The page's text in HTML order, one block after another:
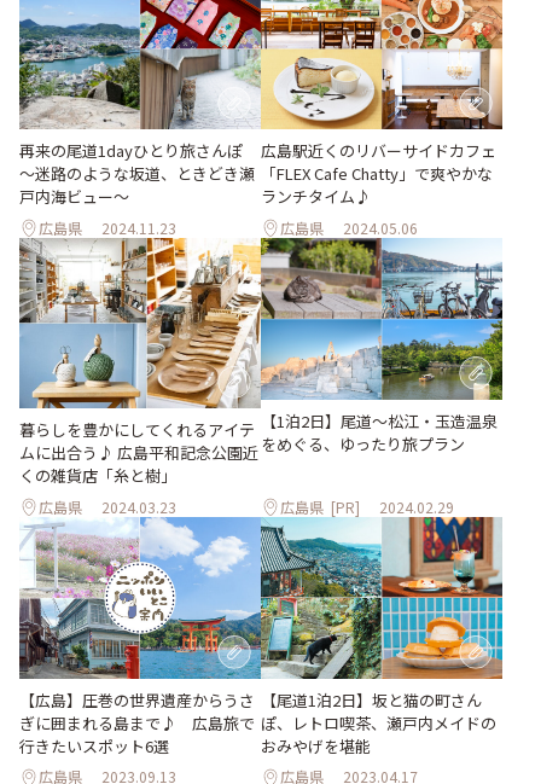
再来の尾道1dayひとり旅さんぽ
～迷路のような坂道、ときどき瀬
戸内海ビュー～
広島県 2024.11.23
広島駅近くのリバーサイドカフェ
「FLEX Cafe Chatty」で爽やかな
ランチタイム♪
広島県 2024.05.06
暮らしを豊かにしてくれるアイテ
ムに出合う♪ 広島平和記念公園近
くの雑貨店「糸と樹」
広島県 2024.03.23
【1泊2日】尾道～松江・玉造温泉
をめぐる、ゆったり旅プラン
広島県 [PR] 2024.02.29
【広島】圧巻の世界遺産からうさ
ぎに囲まれる島まで♪ 広島旅で
行きたいスポット6選
広島県 2023.09.13
【尾道1泊2日】坂と猫の町さん
ぽ、レトロ喫茶、瀬戸内メイドの
おみやげを堪能
広島県 2023.04.17